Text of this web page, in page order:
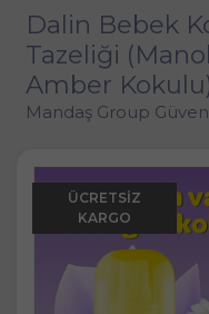
Dalin Bebek
Tazeliği
Amber
Mandaş Group
ÜCRETSIZ
KARGO